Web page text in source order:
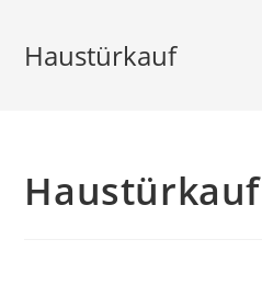
Haustürkauf
Haustürkauf